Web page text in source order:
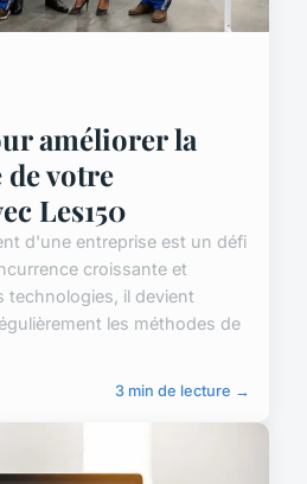
améliorer la
votre
Les150
d'une entreprise est un défi
croissante et
technologies, il devient
les méthodes de
3 min de lecture →